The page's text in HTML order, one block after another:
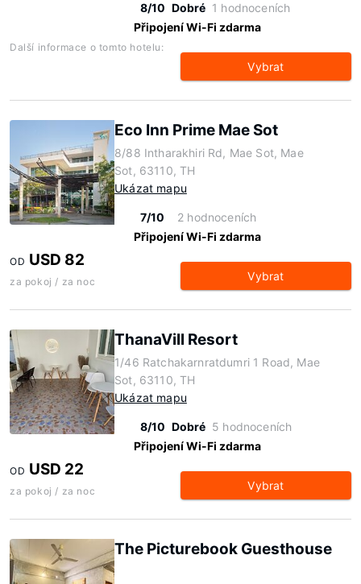
8/10 Dobré 1 hodnoceních
Připojení Wi-Fi zdarma
Další informace o tomto hotelu:
Vybrat
Eco Inn Prime Mae Sot
8/88 Intharakhiri Rd, Mae Sot, Mae
Sot, 63110, TH
Ukázat mapu
7/10
2 hodnoceních
Připojení Wi-Fi zdarma
OD USD 82
za pokoj / za noc Vybrat
ThanaVill Resort
1/46 Ratchakarnratdumri 1 Road, Mae
Sot, 63110, TH
Ukázat mapu
8/10 Dobré 5 hodnoceních
Připojení Wi-Fi zdarma
OD USD 22
za pokoj / za noc Vybrat
The Picturebook Guesthouse